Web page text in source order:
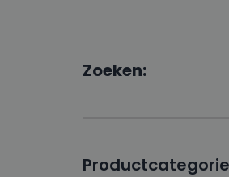
Zoeken: